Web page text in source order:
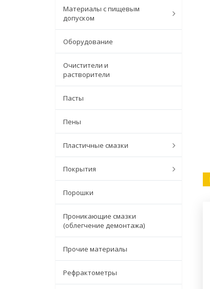
Материалы с пищевым
допуском
Оборудование
Очистители и
растворители
Пасты
Пены
Пластичные смазки
Покрытия
Порошки
Проникающие смазки
(облегчение демонтажа)
Прочие материалы
Рефрактометры